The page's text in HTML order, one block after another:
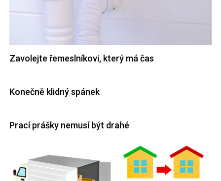
Zavolejte řemeslníkovi, který má čas
Konečně klidný spánek
Prací prášky nemusí být drahé